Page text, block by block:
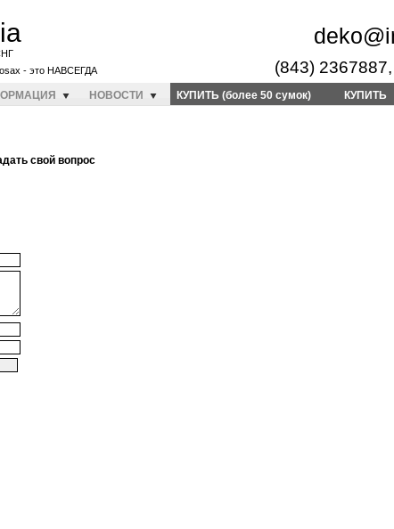
- это НАВСЕГДА
(843)
НОВОСТИ КУПИТЬ (более 50 сумок) КУПИТЬ
свой вопрос